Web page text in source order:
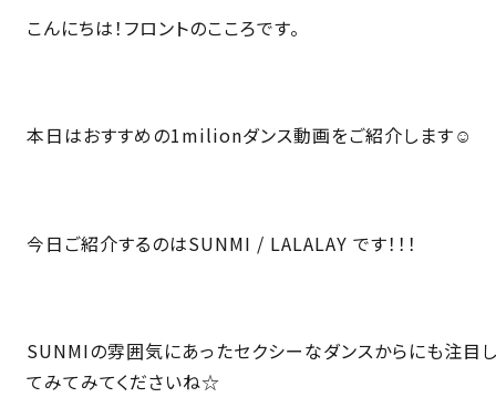
こんにちは！フロントのこころです。
本日はおすすめの1milionダンス動画をご紹介します☺️
今日ご紹介するのはSUNMI / LALALAY です！！！
SUNMIの雰囲気にあったセクシーなダンスからにも注目
てみてみてくださいね☆